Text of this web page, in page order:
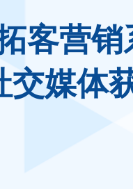
客营销
交媒体